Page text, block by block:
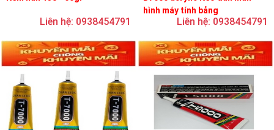
Liên hệ: 0938454791
hình máy tính bảng
Liên hệ: 0938454791